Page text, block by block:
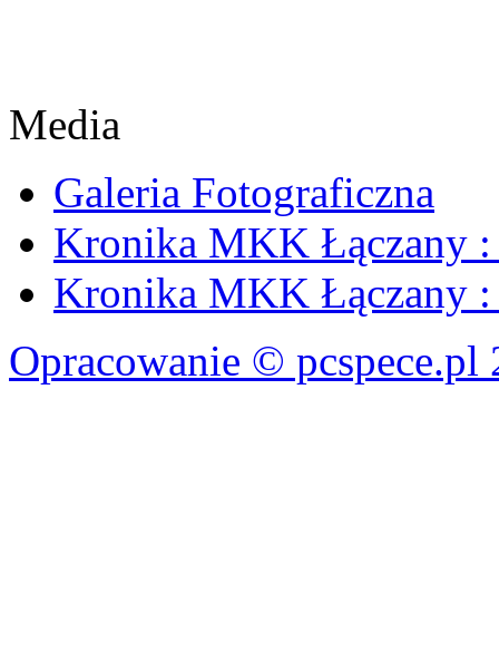
Media
Galeria Fotograficzna
Kronika MKK Łączany :
Kronika MKK Łączany :
Opracowanie © pcspece.pl